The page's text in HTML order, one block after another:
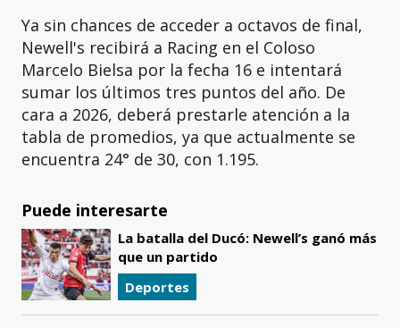
Ya sin chances de acceder a octavos de final,
Newell's recibirá a Racing en el Coloso
Marcelo Bielsa por la fecha 16 e intentará
sumar los últimos tres puntos del año. De
cara a 2026, deberá prestarle atención a la
tabla de promedios, ya que actualmente se
encuentra 24° de 30, con 1.195.
Puede interesarte
La batalla del Ducó: Newell’s ganó más
que un partido
Deportes